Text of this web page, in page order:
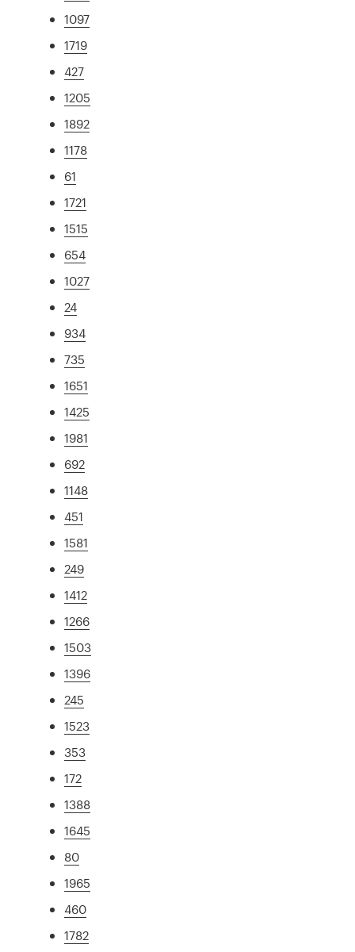
1097
1719
427
1205
1892
1178
61
1721
1515
654
1027
24
934
735
1651
1425
1981
692
1148
451
1581
249
1412
1266
1503
1396
245
1523
353
172
1388
1645
80
1965
460
1782